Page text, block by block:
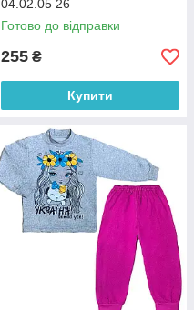
— кращий
нижче. Якщо вас щось
дзвоніть нам.
фасон і колір виробу.
04.02.05 26
Готово до відправки
255 ₴
Купити